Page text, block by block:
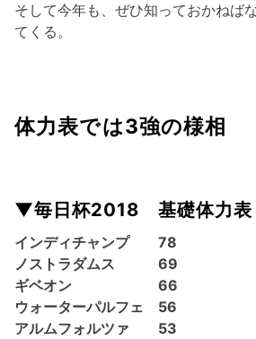
そして今年も、ぜひ知っておかねば
てくる。
体力表では3強の様相
▼毎日杯2018 基礎体力表
インディチャンプ 78
ノストラダムス 69
ギベオン 66
ウォーターパルフェ 56
アルムフォルツァ 53